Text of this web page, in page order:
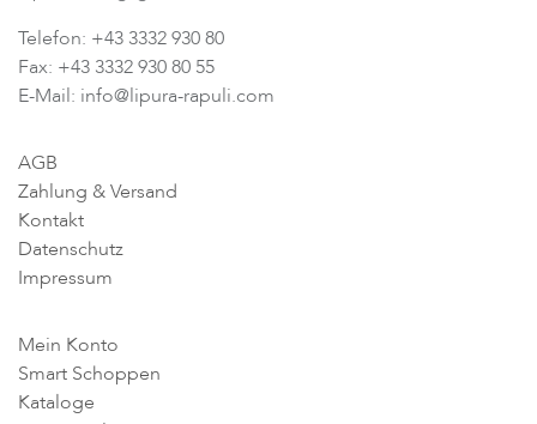
Telefon: +43 3332 930 80
Fax: +43 3332 930 80 55
E-Mail: info@lipura-rapuli.com
AGB
Zahlung & Versand
Kontakt
Datenschutz
Impressum
Mein Konto
Smart Schoppen
Kataloge